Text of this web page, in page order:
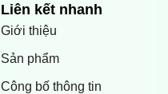
Liên kết nhanh
Giới thiệu
Sản phẩm
Công bố thông tin